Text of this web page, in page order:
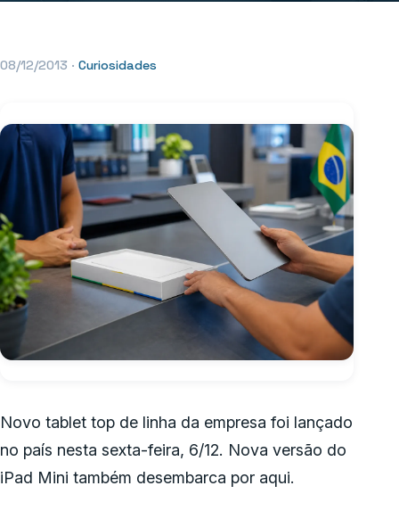
08/12/2013 · Curiosidades
Novo tablet top de linha da empresa foi lançado
no país nesta sexta-feira, 6/12. Nova versão do
iPad Mini também desembarca por aqui.